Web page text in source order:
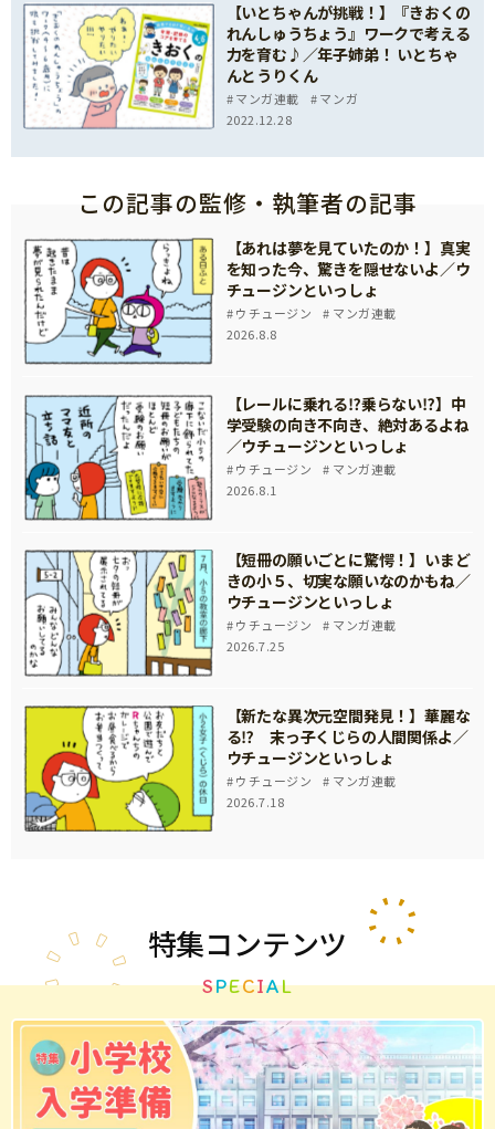
【いとちゃんが挑戦！】『きおくの
れんしゅうちょう』ワークで考える
力を育む♪／年子姉弟！ いとちゃ
んとうりくん
マンガ連載
マンガ
2022.12.28
この記事の監修・執筆者の記事
【あれは夢を見ていたのか！】真実
を知った今、驚きを隠せないよ／ウ
チュージンといっしょ
ウチュージン
マンガ連載
2026.8.8
【レールに乗れる⁉乗らない⁉】中
学受験の向き不向き、絶対あるよね
／ウチュージンといっしょ
ウチュージン
マンガ連載
2026.8.1
【短冊の願いごとに驚愕！】いまど
きの小５、切実な願いなのかもね／
ウチュージンといっしょ
ウチュージン
マンガ連載
2026.7.25
【新たな異次元空間発見！】華麗な
る⁉ 末っ子くじらの人間関係よ／
ウチュージンといっしょ
ウチュージン
マンガ連載
2026.7.18
特集コンテンツ
SPECIAL